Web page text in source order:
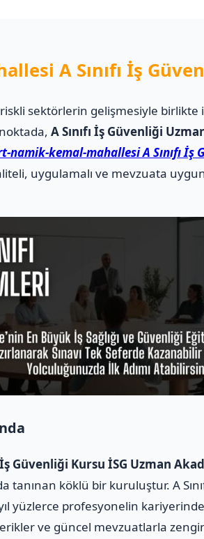
A Sınıfı İş
sektörlerin gelişmesiyle birlikte
A Sınıfı İş Güvenliği
namik-kemal-mahallesi A Sınıfı İş
uygulamalı ve mevzuata
Güvenliği Kursu İSG Uzman
köklü bir kuruluştur. A
yüzlerce profesyonelin kariyerinde
ve güncel mevzuatlarla